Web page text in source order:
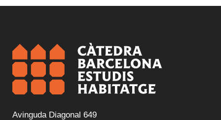
Avinguda Diagonal 649